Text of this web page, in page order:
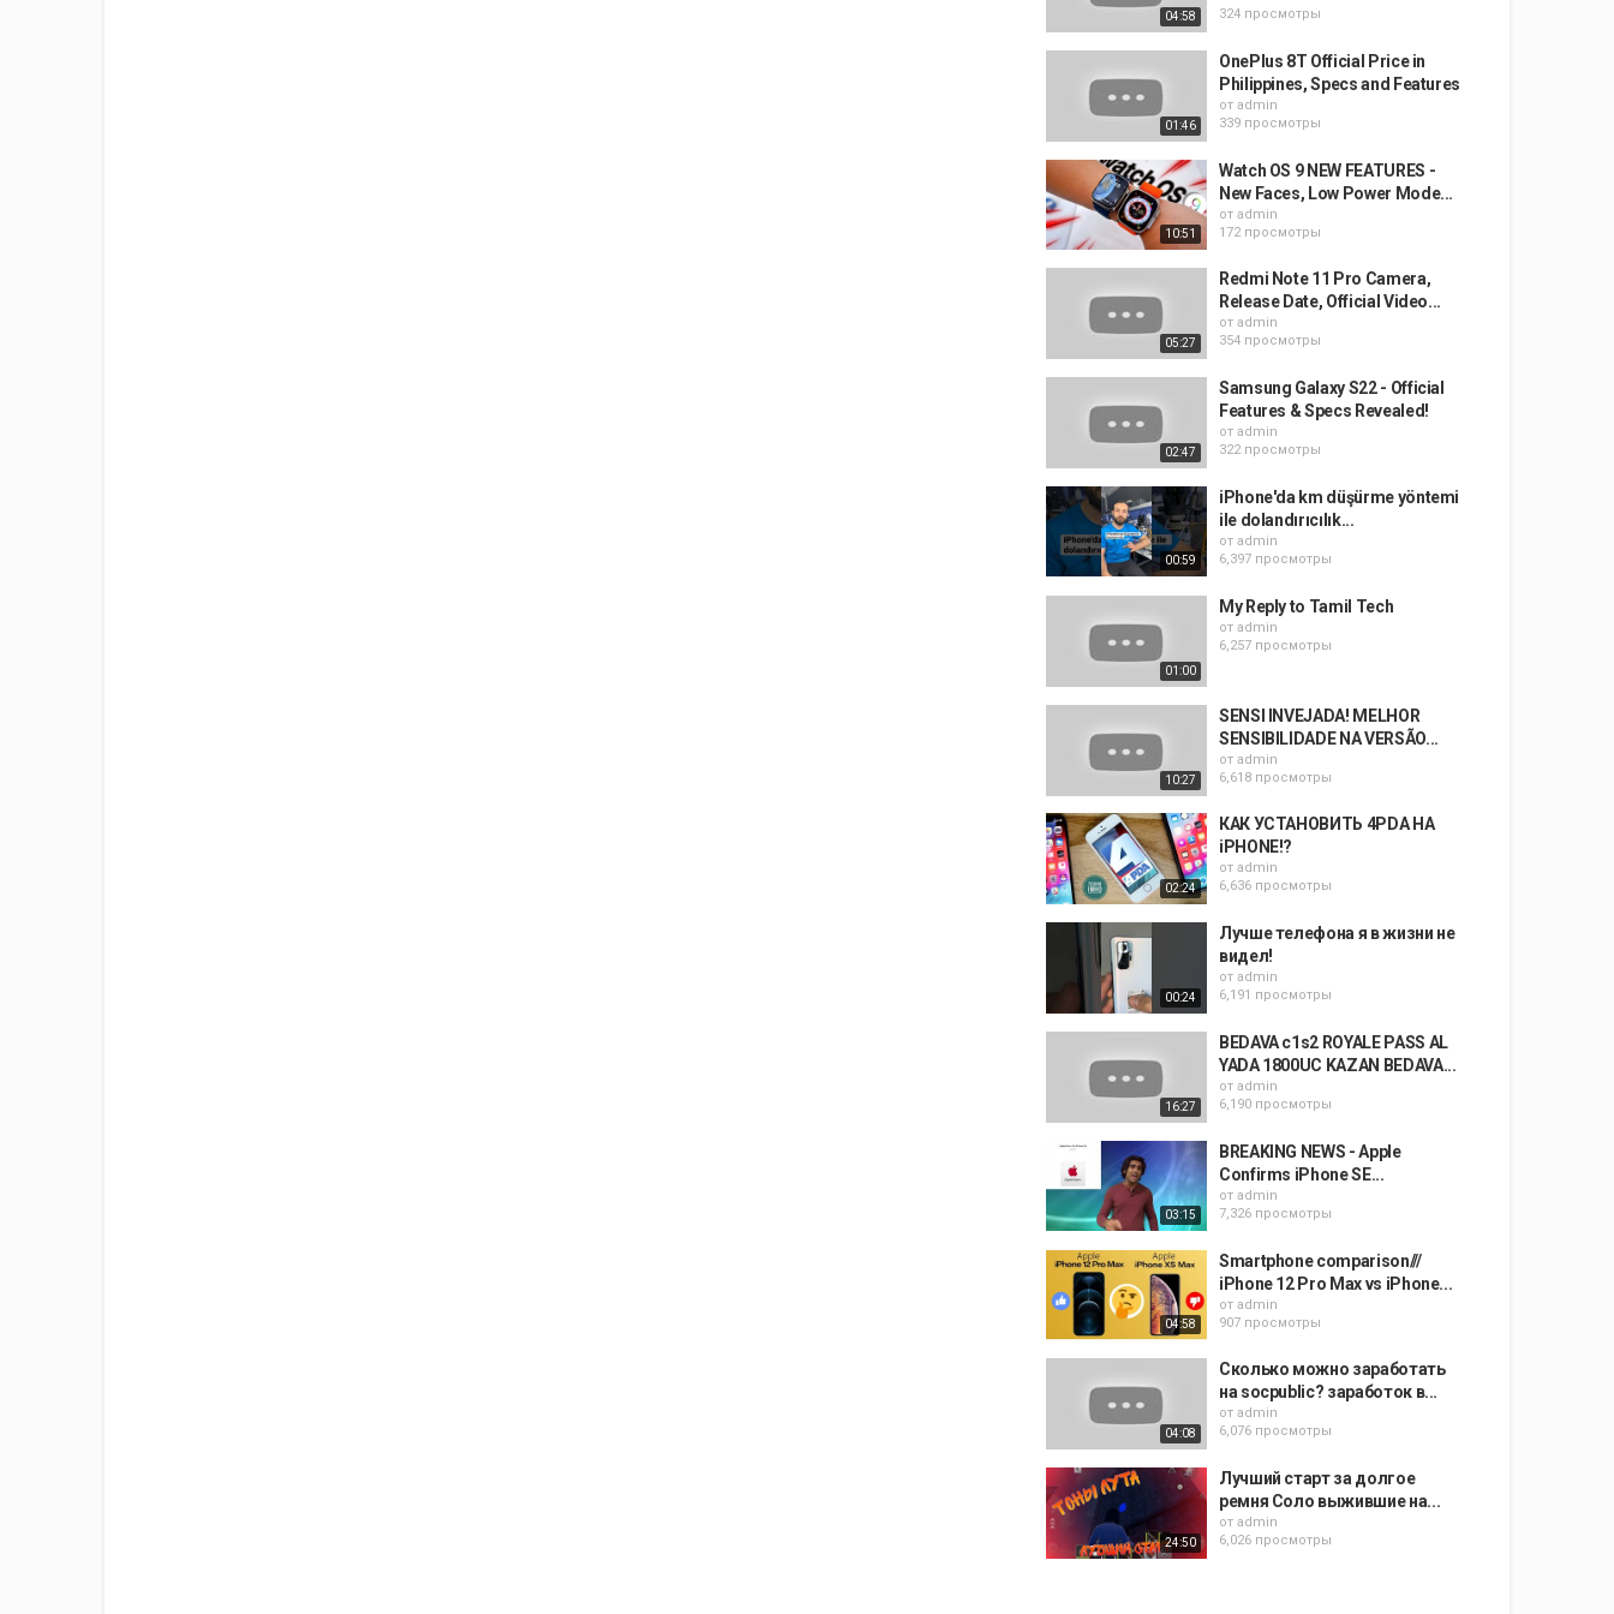
04:58
324 просмотры
01:46
OnePlus 8T Official Price in
Philippines, Specs and Features
от admin
339 просмотры
10:51
Watch OS 9 NEW FEATURES -
New Faces, Low Power Mode...
от admin
172 просмотры
05:27
Redmi Note 11 Pro Camera,
Release Date, Official Video...
от admin
354 просмотры
02:47
Samsung Galaxy S22 - Official
Features & Specs Revealed!
от admin
322 просмотры
00:59
iPhone'da km düşürme yöntemi
ile dolandırıcılık...
от admin
6,397 просмотры
01:00
My Reply to Tamil Tech
от admin
6,257 просмотры
10:27
SENSI INVEJADA! MELHOR
SENSIBILIDADE NA VERSÃO...
от admin
6,618 просмотры
02:24
КАК УСТАНОВИТЬ 4PDA НА
iPHONE!?
от admin
6,636 просмотры
00:24
Лучше телефона я в жизни не
видел!
от admin
6,191 просмотры
16:27
BEDAVA c1s2 ROYALE PASS AL
YADA 1800UC KAZAN BEDAVA...
от admin
6,190 просмотры
03:15
BREAKING NEWS - Apple
Confirms iPhone SE...
от admin
7,326 просмотры
04:58
Smartphone comparison///
iPhone 12 Pro Max vs iPhone...
от admin
907 просмотры
04:08
Сколько можно заработать
на socpublic? заработок в...
от admin
6,076 просмотры
24:50
Лучший старт за долгое
ремня Соло выжившие на...
от admin
6,026 просмотры